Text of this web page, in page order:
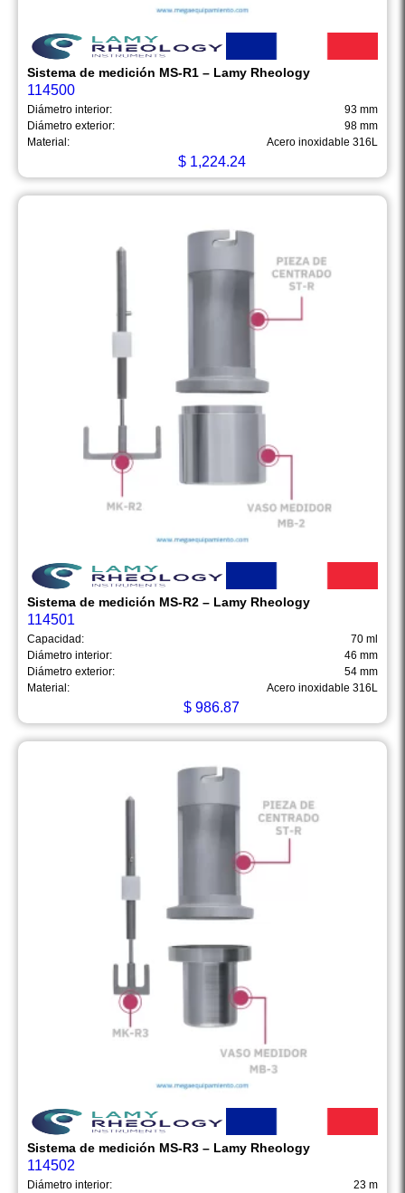
Sistema de medición MS-R1 – Lamy Rheology
114500
Diámetro interior:
93 mm
Diámetro exterior:
98 mm
Material:
Acero inoxidable 316L
$1,224.24
Sistema de medición MS-R2 – Lamy Rheology
114501
Capacidad:
70 ml
Diámetro interior:
46 mm
Diámetro exterior:
54 mm
Material:
Acero inoxidable 316L
$ 986.87
Sistema de medición MS-R3 – Lamy Rheology
114502
Diámetro interior:
23 m